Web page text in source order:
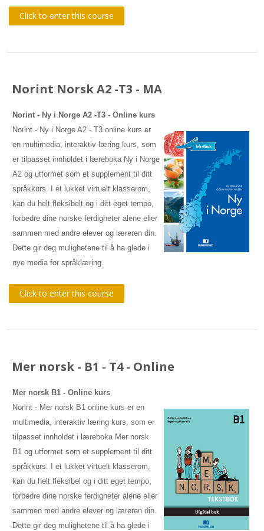
Click to enter this course
Norint Norsk A2 -T3 - MA
Norint - Ny i Norge A2 -T3 - Online kurs
Norint - Ny i Norge A2 - T3 online kurs er
en multimedia, interaktiv læring kurs, som
er tilpasset innholdet i læreboka Ny i Norge
A2 og utformet som et supplement til ditt
språkkurs. I et lukket virtuelt klasserom,
kan du helt fleksibelt og i ditt eget tempo,
forbedre dine norske ferdigheter alene eller
sammen med andre elever og læreren din.
Dette gir deg mulighetene til å ha glede i
nye media for språklæring.
Click to enter this course
Mer norsk - B1 - T4 - Online
Mer norsk B1 - Online kurs
Norint - Mer norsk B1 online kurs er en
multimedia, interaktiv læring kurs, som er
tilpasset innholdet i læreboka Mer norsk
B1 og utformet som et supplement til ditt
språkkurs. I et lukket virtuelt klasserom,
kan du helt fleksibel og i ditt eget tempo,
forbedre dine norske ferdigheter alene eller
sammen med andre elever og læreren din.
Dette gir deg mulighetene til å ha glede i